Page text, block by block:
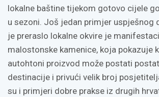
lokalne baštine tijekom gotovo cijele
u sezoni. Još jedan primjer uspješnog
je preraslo lokalne okvire je
malostonske kamenice, koja pokazuje
autohtoni proizvod može postati
destinacije i privući velik broj
su i primjeri dobre prakse iz drugih